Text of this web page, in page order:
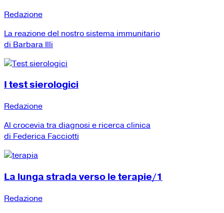
Redazione
La reazione del nostro sistema immunitario
di Barbara Illi
I test sierologici
Redazione
Al crocevia tra diagnosi e ricerca clinica
di Federica Facciotti
La lunga strada verso le terapie/1
Redazione